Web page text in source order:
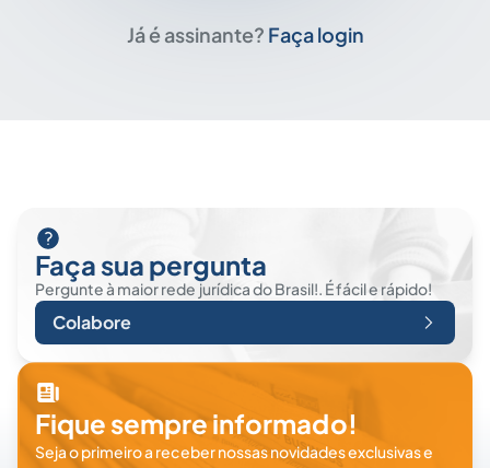
Já é assinante? Faça login
Faça sua pergunta
Pergunte à maior rede jurídica do Brasil!. É fácil e rápido!
Colabore
Fique sempre informado!
Seja o primeiro a receber nossas novidades exclusivas e